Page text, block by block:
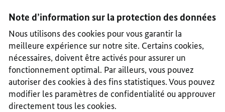
II
III
IV
V
Note d’information sur la protection des données
Nous utilisons des cookies pour vous garantir la
meilleure expérience sur notre site. Certains cookies,
nécessaires, doivent être activés pour assurer un
fonctionnement optimal. Par ailleurs, vous pouvez
autoriser des cookies à des fins statistiques. Vous pouvez
modifier les paramètres de confidentialité ou approuver
directement tous les cookies.